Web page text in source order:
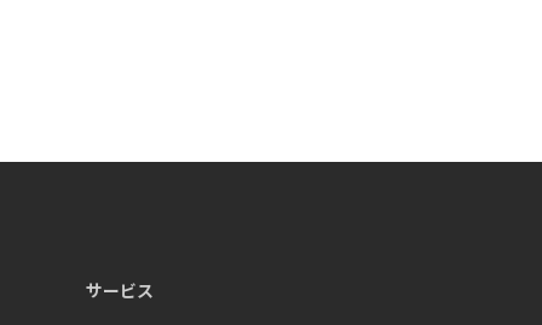
サービス